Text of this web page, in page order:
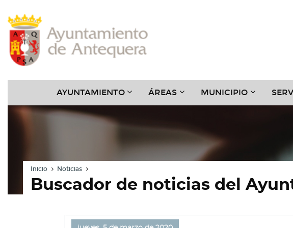
Cabecera
Pie
Menú
AYUNTAMIENTO???
ÁREAS???
MUNICIPIO???
Inicio Noticias
Buscador de noticias del